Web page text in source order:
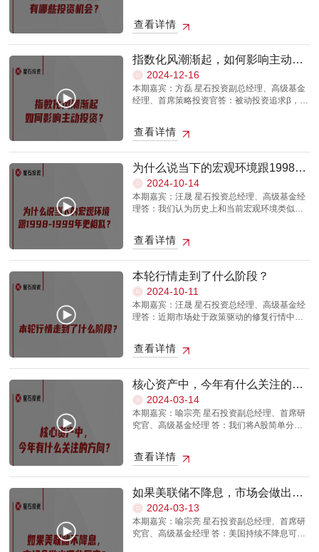
公允的定价。 本视频中的信息、观点等均不构
成对任何人的投资建议，也不作为任何法律文
件，市场有风险，投资需谨慎。
视频中的信息、观点等均不构成对任何人的投
资建议，也不作为任何法律文件，市场有风
较小，主要也是以稳定增长为主。前期我们出
体现在国内消费或国内企业上，我们认为现在
这部分资金应该逐渐回流。 从整个国内情况来
看，以国内大循环为主，本身就意味着消费应
该是对经济增长贡献最大的一部分，所以政策
需要抓大放小。这和组合投资一样，组合中的
好，而权重占比小的股票翻几倍可能对组合的
整体收益都影响不大。所以，在我看来，消费
是有比较大增长空间的。 在消费板块的投资
中，我倾向于开始向可选消费倾斜，因为政策
角度上看可选消费的弹性会更好。在经济比较
低迷的时候，必选消费会相对好一些，但必选
消费的弹性比较弱，刺激必选消费的价值就比
较小，后续刺激大概率将集中于可选消费，可
费中也存在一部分升级、改善需求，所以整个
消费行业应该都挺好的。 其他类别上，以科技
板块为例，国内科技产业一直在进行结构调
整，实际的技术突破和产品升级是一个过程，
所以科技板块会有投资时段的好坏之分。前期
科技板块的投资机会较多，一是因为技术出现
了突破，二是因为国内消费表现相对不佳，资
金被动选择了科技板块。站在现在时点上看，
股的估值已经偏贵了。周期板块方面，之前市
场对美国再通胀的预期比较高，现在美国通胀
慢慢下行，叠加市场对于中国对原材料需求的
预期也没有很高，市场的预期也在慢慢往下
走。 在投资中，我们会不断地从市场上去寻找
具有投资性价比的机会。在这个阶段，我个人
会把消费放的靠前一些。消费板块的预期一直
比较低，一直没有出现兑现，这一轮政策应该
实际修复弹性应该会高于市场此前的预期，对
应的预期收益可能就会高一些。这样去比较的
话，现在关注消费板块的投资机会是比较合理
的。 本视频中的信息、观点等均不构成对任何
人的投资建议，也不作为任何法律文件，市场
有风险，投资需谨慎。
查看详情
指数化风潮渐起，如何影响主动投
资？2024-12-16
本期嘉宾：方磊 星石投资副总经理、高级基金
经理、首席策略投资官答：被动投资追求β，而
肯定是寻求α，要实现良好的α并保持其稳定
性，难度是相当大的。从长期来说，海外也是
ETF了，这是在比较偏单边的市场来看。但历
史周期表明，单边市场只是阶段性的，α在波动
的市场中更容易显现。比如在2021年、2022
年、2023年这样的非单边市场中，α的表现较
为显著。而在2020年的单边牛市中，许多主动
看，主动投资仍能实现α。所有行业都是有周期
的，以医药基金为例，尽管它可能在短期内表
现不佳，但长期来看，许多医药基金的表现仍
然超越了指数。越短的时间越容易形成偏单边
的方向，跌可能跌一段，可能会跑输；涨的时
候能涨得快一点，也可能跑输。但是涨跌往复
以后，α才能显现出来。长期而言，一些10年
以上的公募基金显示出较高的α和复合收益，即
越市场（基准β为10%）的20%回报非常困
难，但因为有复利因素的存在使得每个百分点
的超越都很重要。要看超额的稳定性，比如在5
年、10年的维度，超额稳定性比较强的，因为
经过各轮周期以后α都有，从历史数据来看可以
证明α是可持续的，也就证明相应的投资能力和
应对风险能力比较强，选择这样的主动管理是
不错的。被动投资的增长虽然带来了一定的增
强。这种增量对全市场投资的影响有限，尤其
是对我们这种全市场投资策略来说，因为我们
持有的公司也包括那些指数看好的公司，我们
是在里头主动的筛选选股，挑出更好的公司。
那现在选到的这些好公司，不单是我们选中，
也有被动资金进来，实际影响没有那么大。本
视频中的信息、观点等均不构成对任何人的投
资建议，也不作为任何法律文件，市场有风
查看详情
为什么说当下的宏观环境跟1998-
1999年更相似？
2024-10-14
本期嘉宾：汪晟 星石投资总经理、高级基金经
理答：我们认为历史上和当前宏观环境类似的
4%-5%的增长并没有很弱，价格持续通缩是企
业、居民体感偏差的主要原因。通缩环境里，
结束这种通缩状态。我们以GDP平减指数作为
衡量指标，目前这个指标已经连续下行5个季
度，2023年6月-2024年6月GDP平减指数持续
为负，历史上可比的就是1998-1999年，当时
GDP平减指数持续7个季度下行，1998年6
上GDP持续下行到0附近或者为负的情况屈指
可数，分别是1998-1999年、2009年、2014年
和2019年，其中1998-1999年持续的时间最
长，其他几次持续的时间大约在1-2个季度。对
应到股市上，历次持续性通缩均迎来了政策性
牛市。1998-1999年在宏观环境上和2023-
2024年很像。外部环境有冲击，内部面临着国
企改革带来的失业率上升和价格通缩压力，政
政策增发特别国债，同时开始鼓励股市。进一
步看当年的股市表现，1999年5月先是出现了
一轮很快的估值修复，然后股市回调震荡，到
了1999年末、2000年初国内经济出现止跌企稳
的迹象，股市开启了新一轮上涨。目前第一阶
段的估值修复行情已经看到了结果，从估值修
复到基本面支持股市上涨之间会有一个震荡阶
段。在震荡阶段期间，那些有基本面支持的股
查看详情
本轮行情走到了什么阶段？
2024-10-11
本期嘉宾：汪晟 星石投资总经理、高级基金经
理答：近期市场处于政策驱动的修复行情中，
看不到上市公司业绩层面的变化，但预期层面
开始先行反映未来基本面的变化。单就估值而
大致从历史极低水平回升到中位偏低的水平。
向后看，股市表现要看业绩层面能不能跟得
上。从过往经验来看，政策想要推动经济企
稳，需要在政策层面去引导预期扭转，那么一
定会看到增量政策陆续出台。由于行政程序上
们已经看到了货币政策加码，后续增量的财政
政策也大概率会出台。由于政策目标是结束通
缩、形成经济企稳向好的趋势，所以我觉得不
用太去担心政策力度的问题。如果将此轮行情
分为两个阶段来看，我们目前处于估值修复阶
段中，估值修复的主要部分可能已经完成了。
站在现在这个时点，虽然没有看到经济现实的
改善，但是也是可以去预期下一阶段的来临。
查看详情
核心资产中，今年有什么关注的方
向？2024-03-14
本期嘉宾：喻宗亮 星石投资副总经理、首席研
究官、高级基金经理 答：我们将A股简单分为
板块受到的追捧比较多，而大盘核心资产相对
的比较高。虽然经济基本面的驱动可能不强，
但是它的估值已经跌到一个非常低的位置了。
长期而言，我国经济肯定还是会向前发展的，
因此我们会更加偏好大盘成长类资产，这些资
产的成长溢价已经被杀完了，但是这些资产的
查看详情
如果美联储不降息，市场会做出哪
些反应？
2024-03-13
本期嘉宾：喻宗亮 星石投资副总经理、首席研
究官、高级基金经理 答：美国持续不降息可能